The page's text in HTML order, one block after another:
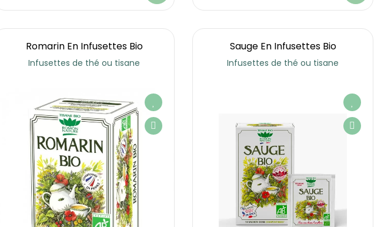
Romarin En Infusettes Bio
Infusettes de thé ou tisane
Sauge En Infusettes Bio
Infusettes de thé ou tisane